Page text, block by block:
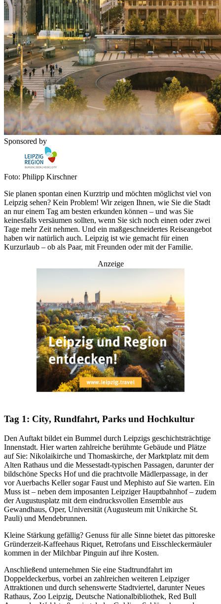
Sponsored by
Foto: Philipp Kirschner
Sie planen spontan einen Kurztrip und möchten möglichst viel von
Leipzig sehen? Kein Problem! Wir zeigen Ihnen, wie Sie die Stadt
an nur einem Tag am besten erkunden können – und was Sie
keinesfalls versäumen sollten, wenn Sie sich noch einen oder zwei
Tage mehr Zeit nehmen. Und ein maßgeschneidertes Reiseangebot
haben wir natürlich auch. Leipzig ist wie gemacht für einen
Kurzurlaub – ob als Paar, mit Freunden oder mit der Familie.
Anzeige
Tag 1: City, Rundfahrt, Parks und Hochkultur
Den Auftakt bildet ein Bummel durch Leipzigs geschichtsträchtige
Innenstadt. Hier warten zahlreiche berühmte Gebäude und Plätze
auf Sie: Nikolaikirche und Thomaskirche, der Marktplatz mit dem
Alten Rathaus und die Messestadt-typischen Passagen, darunter der
bildschöne Specks Hof und die prachtvolle Mädlerpassage, in der
vor Auerbachs Keller sogar Faust und Mephisto auf Sie warten. Ein
Muss ist – neben dem imposanten Leipziger Hauptbahnhof – zudem
der Augustusplatz mit dem eindrucksvollen Ensemble aus
Gewandhaus, Oper, Universität (Augusteum mit Unikirche St.
Pauli) und Mendebrunnen.
Kleine Stärkung gefällig? Genuss für alle Sinne bietet das pittoreske
Gründerzeit-Kaffeehaus Riquet, Retrofans und Eisschleckermäuler
kommen in der Milchbar Pinguin auf ihre Kosten.
Anschließend unternehmen Sie eine Stadtrundfahrt im
Doppeldeckerbus, vorbei an zahlreichen weiteren Leipziger
Attraktionen und durch sehenswerte Stadtviertel, darunter Neues
Rathaus, Zoo Leipzig, Deutsche Nationalbibliothek, Red Bull